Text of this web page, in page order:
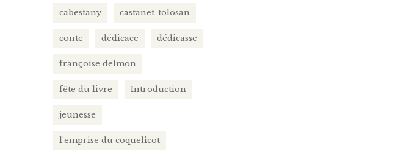
cabestany castanet-tolosan
conte dédicace dédicasse
françoise delmon
fête du livre Introduction
jeunesse
l'emprise du coquelicot